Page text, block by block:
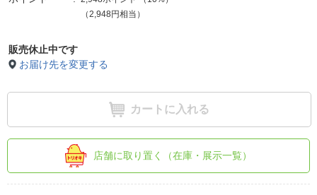
（2,948円相当）
販売休止中です
お届け先を変更する
カートに入れる
店舗に取り置く（在庫・展示一覧）